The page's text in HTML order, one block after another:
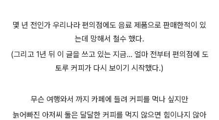
몇 년 전인가 우리나라 편의점에도 음료 제품으로 판매한적이 있
는데 망해서 철수 했다.
(그리고 1년 뒤 이 글을 쓰고 있는 지금... 얼마 전부터 편의점에 도
토루 커피가 다시 보이기 시작했다.)
무슨 여행와서 까지 카페에 들려 커피를 먹나 싶지만
늙어빠진 아저씨 둘은 달달한 커피를 먹지 않으면 힘이나지 않아